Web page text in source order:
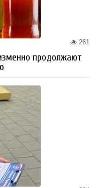
261
продолжают